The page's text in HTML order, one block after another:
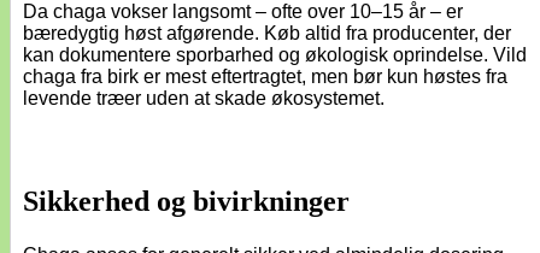
Da chaga vokser langsomt – ofte over 10–15 år – er
bæredygtig høst afgørende. Køb altid fra producenter, der
kan dokumentere sporbarhed og økologisk oprindelse. Vild
chaga fra birk er mest eftertragtet, men bør kun høstes fra
levende træer uden at skade økosystemet.
Sikkerhed og bivirkninger